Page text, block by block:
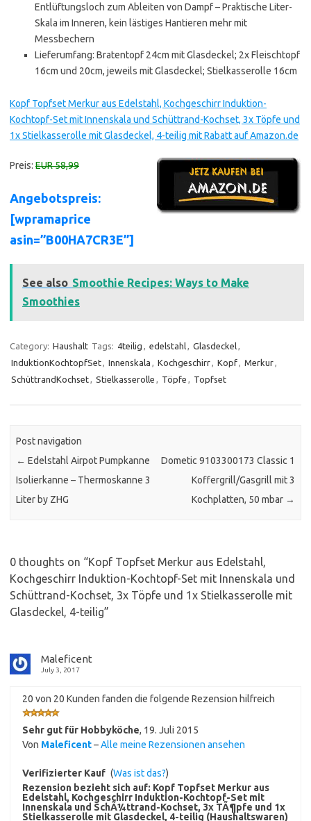
Entlüftungsloch zum Ableiten von Dampf – Praktische Liter-
Skala im Inneren, kein lästiges Hantieren mehr mit
Messbechern
Lieferumfang: Bratentopf 24cm mit Glasdeckel; 2x Fleischtopf
16cm und 20cm, jeweils mit Glasdeckel; Stielkasserolle 16cm
Kopf Topfset Merkur aus Edelstahl, Kochgeschirr Induktion-
Kochtopf-Set mit Innenskala und Schüttrand-Kochset, 3x Töpfe und
1x Stielkasserolle mit Glasdeckel, 4-teilig mit Rabatt auf Amazon.de
Preis: EUR 58,99
Angebotspreis:
[wpramaprice
asin=”B00HA7CR3E”]
See also Smoothie Recipes: Ways to Make
Smoothies
Category: Haushalt Tags: 4teilig edelstahl Glasdeckel
InduktionKochtopfSet
Innenskala Kochgeschirr Kopf Merkur
SchüttrandKochset
Stielkasserolle Töpfe Topfset
Post navigation
← Edelstahl Airpot Pumpkanne
Isolierkanne – Thermoskanne 3
Liter by ZHG
Dometic 9103300173 Classic 1
Koffergrill/Gasgrill mit 3
Kochplatten, 50 mbar →
0 thoughts on “Kopf Topfset Merkur aus Edelstahl,
Kochgeschirr Induktion-Kochtopf-Set mit Innenskala und
Schüttrand-Kochset, 3x Töpfe und 1x Stielkasserolle mit
Glasdeckel, 4-teilig”
Maleficent
July 3, 2017
20 von 20 Kunden fanden die folgende Rezension hilfreich
Sehr gut für Hobbyköche, 19. Juli 2015
Von Maleficent–Alle meine Rezensionen ansehen
Verifizierter Kauf (Was ist das?)
Rezension bezieht sich auf: Kopf Topfset Merkur aus
Edelstahl, Kochgeschirr Induktion-Kochtopf-Set mit
Innenskala und SchÃ¼ttrand-Kochset, 3x TÃ¶pfe und 1x
Stielkasserolle mit Glasdeckel, 4-teilig (Haushaltswaren)